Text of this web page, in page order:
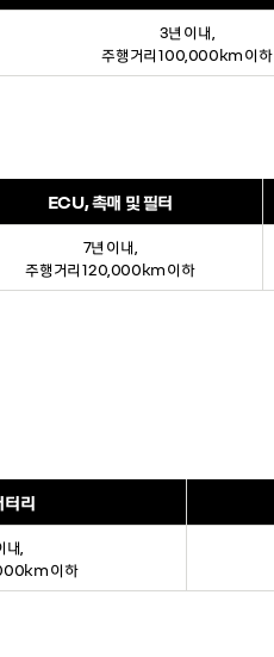
3년 이내,
주행거리 100,000km 이하
ECU, 촉매 및 필터
7년 이내,
주행거리 120,000km 이하
터리
,
이하